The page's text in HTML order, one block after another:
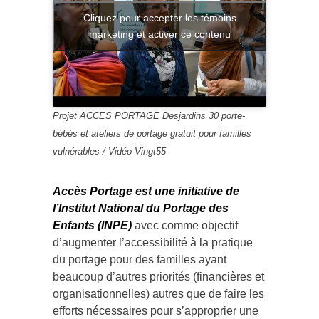
Cliquez pour accepter les témoins
marketing et activer ce contenu
Projet ACCES PORTAGE Desjardins 30 porte-
bébés et ateliers de portage gratuit pour familles
vulnérables / Vidéo Vingt55
Accès Portage est une initiative de
l’Institut National du Portage des
Enfants (INPE) avec comme objectif
d’augmenter l’accessibilité à la pratique
du portage pour des familles ayant
beaucoup d’autres priorités (financières et
organisationnelles) autres que de faire les
efforts nécessaires pour s’approprier une